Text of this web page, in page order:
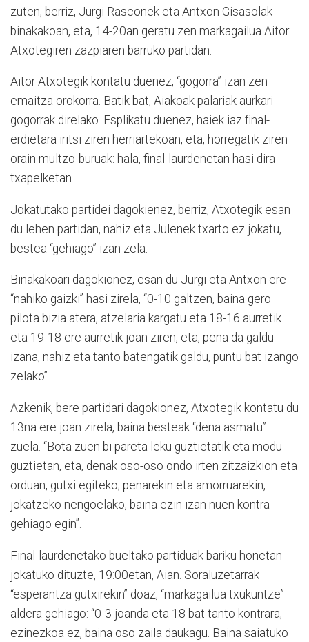
zuten, berriz, Jurgi Rasconek eta Antxon Gisasolak
binakakoan, eta, 14-20an geratu zen markagailua Aitor
Atxotegiren zazpiaren barruko partidan.
Aitor Atxotegik kontatu duenez, “gogorra” izan zen
emaitza orokorra. Batik bat, Aiakoak palariak aurkari
gogorrak direlako. Esplikatu duenez, haiek iaz final-
erdietara iritsi ziren herriartekoan, eta, horregatik ziren
orain multzo-buruak: hala, final-laurdenetan hasi dira
txapelketan.
Jokatutako partidei dagokienez, berriz, Atxotegik esan
du lehen partidan, nahiz eta Julenek txarto ez jokatu,
bestea “gehiago” izan zela.
Binakakoari dagokionez, esan du Jurgi eta Antxon ere
“nahiko gaizki” hasi zirela, “0-10 galtzen, baina gero
pilota bizia atera, atzelaria kargatu eta 18-16 aurretik
eta 19-18 ere aurretik joan ziren, eta, pena da galdu
izana, nahiz eta tanto batengatik galdu, puntu bat izango
zelako”.
Azkenik, bere partidari dagokionez, Atxotegik kontatu du
13na ere joan zirela, baina besteak “dena asmatu”
zuela. “Bota zuen bi pareta leku guztietatik eta modu
guztietan, eta, denak oso-oso ondo irten zitzaizkion eta
orduan, gutxi egiteko; penarekin eta amorruarekin,
jokatzeko nengoelako, baina ezin izan nuen kontra
gehiago egin”.
Final-laurdenetako bueltako partiduak bariku honetan
jokatuko dituzte, 19:00etan, Aian. Soraluzetarrak
“esperantza gutxirekin” doaz, “markagailua txukuntze”
aldera gehiago: “0-3 joanda eta 18 bat tanto kontrara,
ezinezkoa ez, baina oso zaila daukagu. Baina saiatuko